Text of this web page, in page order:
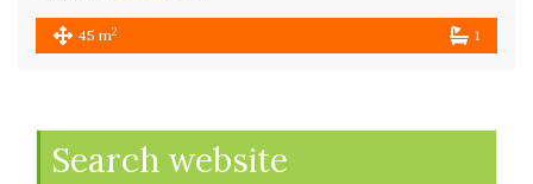
45 m2 1
Search website